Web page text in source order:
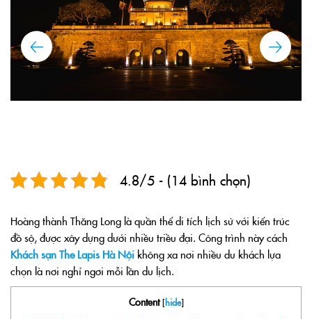
4.8/5 - (14 bình chọn)
Hoàng thành Thăng Long là quần thể di tích lịch sử với kiến trúc
đồ sộ, được xây dựng dưới nhiều triều đại. Công trình này cách
Khách sạn The Lapis Hà Nội không xa nơi nhiều du khách lựa
chọn là nơi nghỉ ngơi mỗi lần du lịch.
Content [hide]